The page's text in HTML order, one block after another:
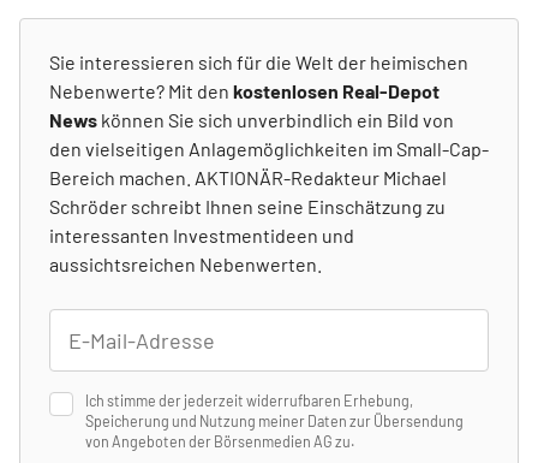
Sie interessieren sich für die Welt der heimischen
Nebenwerte? Mit den kostenlosen Real-Depot
News können Sie sich unverbindlich ein Bild von
den vielseitigen Anlagemöglichkeiten im Small-Cap-
Bereich machen. AKTIONÄR-Redakteur Michael
Schröder schreibt Ihnen seine Einschätzung zu
interessanten Investmentideen und
aussichtsreichen Nebenwerten.
Ich stimme der jederzeit widerrufbaren Erhebung,
Speicherung und Nutzung meiner Daten zur Übersendung
von Angeboten der Börsenmedien AG zu.